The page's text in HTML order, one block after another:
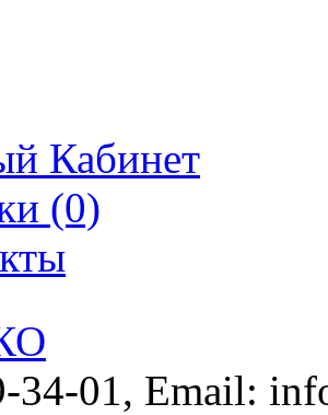
Кабинет
(0)
34-01, Email: